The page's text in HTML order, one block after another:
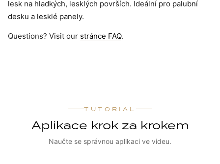
lesk na hladkých, lesklých površích. Ideální pro palubní
desku a lesklé panely.
Questions? Visit our stránce FAQ.
TUTORIAL
Aplikace krok za krokem
Naučte se správnou aplikaci ve videu.